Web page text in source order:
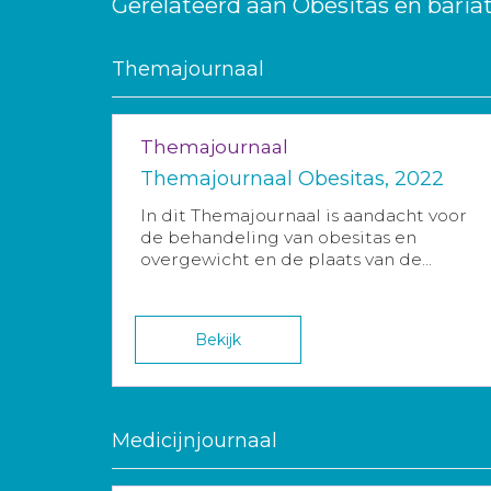
Themajournaal
Themajournaal
Themajournaal Obesitas, 2022
In dit Themajournaal is aandacht voor
de behandeling van obesitas en
overgewicht en de plaats van de...
Bekijk
Medicijnjournaal